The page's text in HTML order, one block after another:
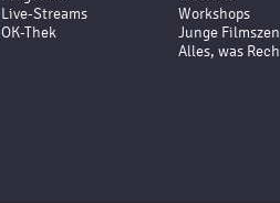
Live-Streams
OK-Thek
Workshops
Junge
Alles, was